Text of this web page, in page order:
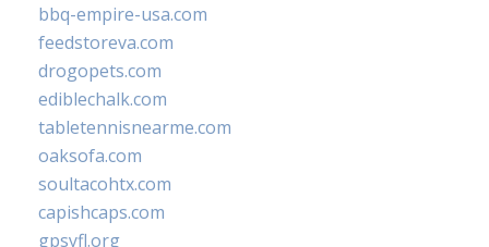
bbq-empire-usa.com
feedstoreva.com
drogopets.com
ediblechalk.com
tabletennisnearme.com
oaksofa.com
soultacohtx.com
capishcaps.com
gpsyfl.org